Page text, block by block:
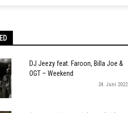
DJ Jeezy feat. Faroon, Billa Joe &
OGT – Weekend
24. Juni 2022